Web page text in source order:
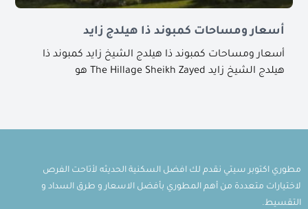
أسعار ومساحات كمبوند ذا هيلدج زايد
أسعار ومساحات كمبوند ذا هيلدج الشيخ زايد كمبوند ذا
هيلدج الشيخ زايد The Hillage Sheikh Zayed هو
مطوري اكتوبر سيتي نقدم لك افضل السكنية الحديثه لأتاحت الفرص
لاختيارات متعددة من أهم المطوري بأفضل الاسعار و طرق السداد و
التقسيط.